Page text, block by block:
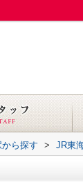
ら探す > JR東